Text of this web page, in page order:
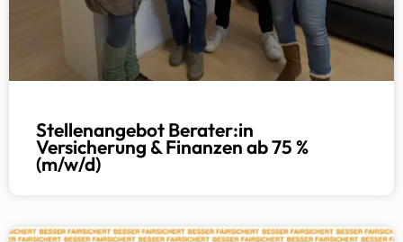
Stellenangebot Berater:in
Versicherung & Finanzen ab 75 %
(m/w/d)